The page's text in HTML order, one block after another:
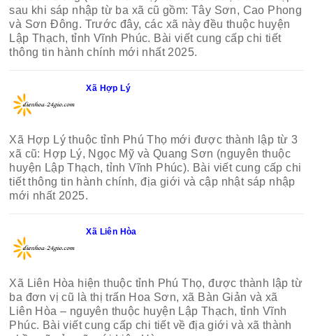
sau khi sáp nhập từ ba xã cũ gồm: Tây Sơn, Cao Phong
và Sơn Đông. Trước đây, các xã này đều thuộc huyện
Lập Thạch, tỉnh Vĩnh Phúc. Bài viết cung cấp chi tiết
thông tin hành chính mới nhất 2025.
Xã Hợp Lý
Xã Hợp Lý thuộc tỉnh Phú Thọ mới được thành lập từ 3
xã cũ: Hợp Lý, Ngọc Mỹ và Quang Sơn (nguyên thuộc
huyện Lập Thạch, tỉnh Vĩnh Phúc). Bài viết cung cấp chi
tiết thông tin hành chính, địa giới và cập nhật sáp nhập
mới nhất 2025.
Xã Liên Hòa
Xã Liên Hòa hiện thuộc tỉnh Phú Thọ, được thành lập từ
ba đơn vị cũ là thị trấn Hoa Sơn, xã Bàn Giản và xã
Liên Hòa – nguyên thuộc huyện Lập Thạch, tỉnh Vĩnh
Phúc. Bài viết cung cấp chi tiết về địa giới và xã thành